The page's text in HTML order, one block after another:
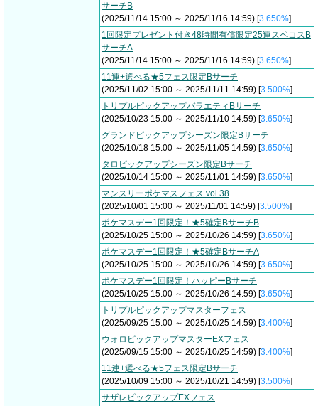
サーチB
(2025/11/14 15:00 ～ 2025/11/16 14:59) [3.650%]
1回限定プレゼント付き48時間有償限定25連スペコスB
サーチA
(2025/11/14 15:00 ～ 2025/11/16 14:59) [3.650%]
11連+選べる★5フェス限定Bサーチ
(2025/11/02 15:00 ～ 2025/11/11 14:59) [3.500%]
トリプルピックアップバラエティBサーチ
(2025/10/23 15:00 ～ 2025/11/10 14:59) [3.650%]
グランドピックアップシーズン限定Bサーチ
(2025/10/18 15:00 ～ 2025/11/05 14:59) [3.650%]
タロピックアップシーズン限定Bサーチ
(2025/10/14 15:00 ～ 2025/11/01 14:59) [3.650%]
マンスリーポケマスフェス vol.38
(2025/10/01 15:00 ～ 2025/11/01 14:59) [3.500%]
ポケマスデー1回限定！★5確定BサーチB
(2025/10/25 15:00 ～ 2025/10/26 14:59) [3.650%]
ポケマスデー1回限定！★5確定BサーチA
(2025/10/25 15:00 ～ 2025/10/26 14:59) [3.650%]
ポケマスデー1回限定！ハッピーBサーチ
(2025/10/25 15:00 ～ 2025/10/26 14:59) [3.650%]
トリプルピックアップマスターフェス
(2025/09/25 15:00 ～ 2025/10/25 14:59) [3.400%]
ウォロピックアップマスターEXフェス
(2025/09/15 15:00 ～ 2025/10/25 14:59) [3.400%]
11連+選べる★5フェス限定Bサーチ
(2025/10/09 15:00 ～ 2025/10/21 14:59) [3.500%]
サザレピックアップEXフェス